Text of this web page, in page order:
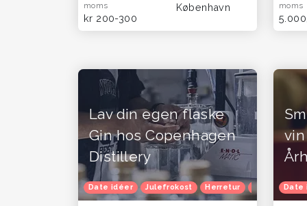
moms
kr 200-300
København
moms
Lav din egen flaske
Gin hos Copenhagen
Distillery
Date idéer Julefrokost Herretur Venindetur
Date